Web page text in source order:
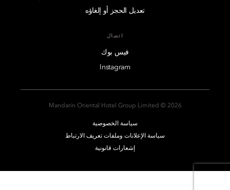
تعديل الحجز أو إلغاؤه
اتصال
فيس بوك
Instagram
2026 © Mandarin Oriental Hotel Group Limited
سياسة الخصوصية
سياسة الإعلانات وملفات تعريف الارتباط
إشعارات قانونية